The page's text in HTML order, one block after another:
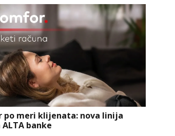
po meri klijenata: nova linija
banke